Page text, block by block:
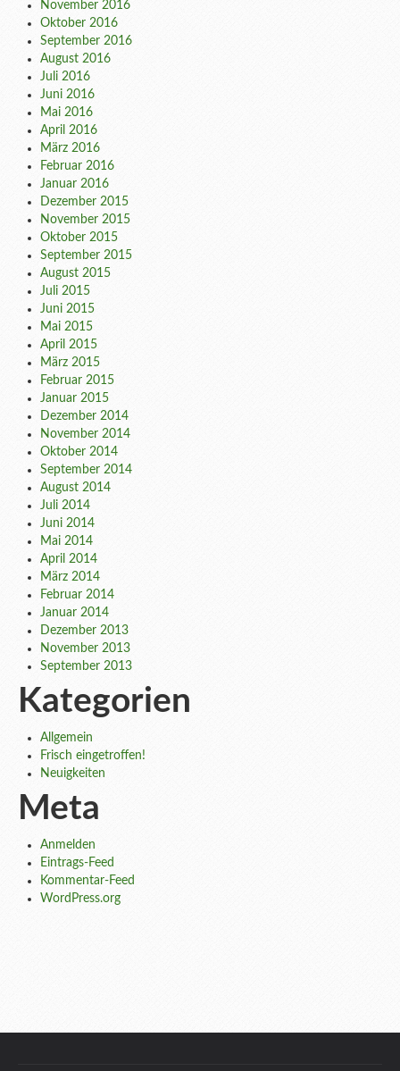
November 2016
Oktober 2016
September 2016
August 2016
Juli 2016
Juni 2016
Mai 2016
April 2016
März 2016
Februar 2016
Januar 2016
Dezember 2015
November 2015
Oktober 2015
September 2015
August 2015
Juli 2015
Juni 2015
Mai 2015
April 2015
März 2015
Februar 2015
Januar 2015
Dezember 2014
November 2014
Oktober 2014
September 2014
August 2014
Juli 2014
Juni 2014
Mai 2014
April 2014
März 2014
Februar 2014
Januar 2014
Dezember 2013
November 2013
September 2013
Kategorien
Allgemein
Frisch eingetroffen!
Neuigkeiten
Meta
Anmelden
Eintrags-Feed
Kommentar-Feed
WordPress.org